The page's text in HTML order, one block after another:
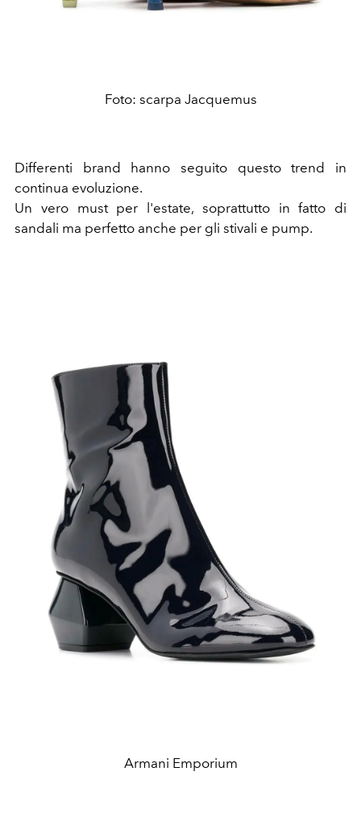
Foto: scarpa Jacquemus
Differenti brand hanno seguito questo trend in
continua evoluzione.
Un vero must per l'estate, soprattutto in fatto di
sandali ma perfetto anche per gli stivali e pump.
Armani Emporium